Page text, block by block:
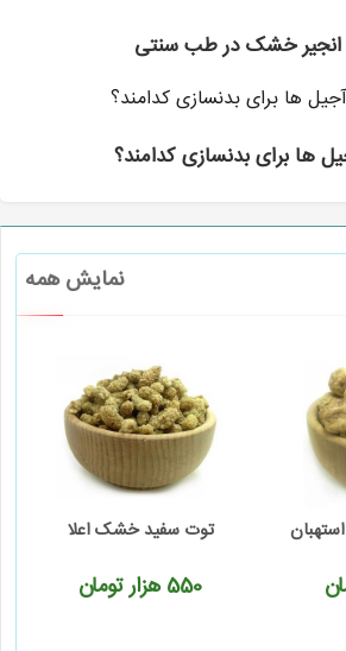
خشک در طب سنتی
ها برای بدنسازی کدامند؟
نمایش همه
توت سفید خشک اعلا
550هزار تومان